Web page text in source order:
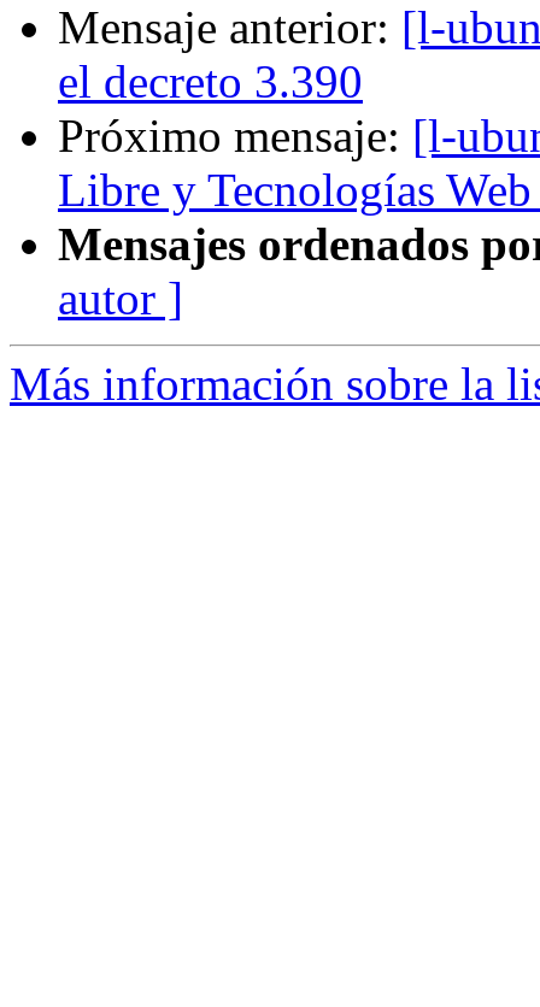
Mensaje anterior: [l-
el decreto 3.390
Próximo mensaje: [l-
Libre y Tecnologías
Mensajes ordenados
autor ]
Más información sobre la